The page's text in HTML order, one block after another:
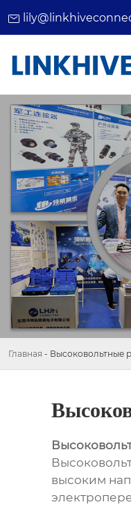
Главная - Высоковольтные
высоким